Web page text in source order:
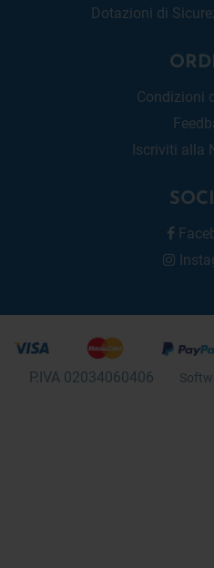
Dotazioni di
Condizioni
Iscriviti alla
P.IVA 02034060406